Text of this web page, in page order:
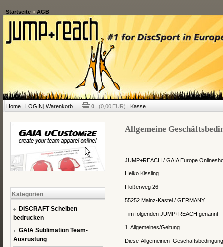
Startseite» AGB
Home| LOGIN| Warenkorb 0 (0,00 EUR) | Kasse
Kategorien
DISCRAFT Scheiben
bedrucken
GAIA Sublimation Team-
Ausrüstung
Allgemeine
JUMP+REACH / GAIA Europe
Heiko Kissling
Flößerweg 26
55252 Mainz-Kastel/ GERMANY
- im folgenden JUMP+REACH genannt -
1. Allgemeines/Geltung
Diese Allgemeinen